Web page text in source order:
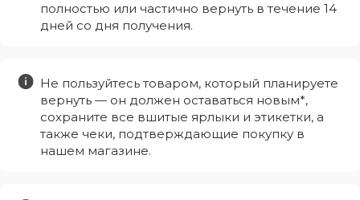
полностью или частично вернуть в течение 14
дней со дня получения.
Не пользуйтесь товаром, который планируете
вернуть — он должен оставаться новым*,
сохраните все вшитые ярлыки и этикетки, а
также чеки, подтверждающие покупку в
нашем магазине.